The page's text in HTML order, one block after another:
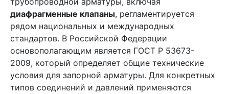
диафрагменные клапаны, регламентируется
рядом национальных и международных
стандартов. В Российской Федерации
основополагающим является ГОСТ Р 53673-
2009, который определяет общие технические
условия для запорной арматуры. Для конкретных
типов соединений и давлений применяются